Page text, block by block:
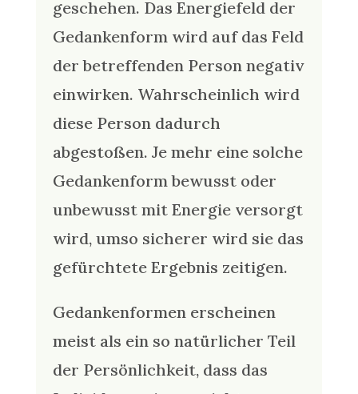
geschehen. Das Energiefeld der
Gedankenform wird auf das Feld
der betreffenden Person negativ
einwirken. Wahrscheinlich wird
diese Person dadurch
abgestoßen. Je mehr eine solche
Gedankenform bewusst oder
unbewusst mit Energie versorgt
wird, umso sicherer wird sie das
gefürchtete Ergebnis zeitigen.
Gedankenformen erscheinen
meist als ein so natürlicher Teil
der Persönlichkeit, dass das